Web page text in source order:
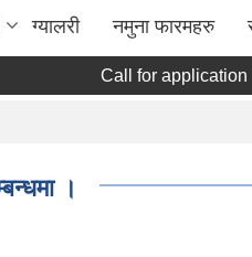
ग्यालरी नमुना फारमहरु
Call for application
।